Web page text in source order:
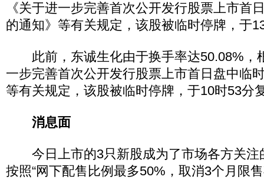
《关于进一步完善首次公开发行股票上市首
的通知》等有关规定，该股被临时停牌，于
此前，东诚生化由于换手率达50.08%，
一步完善首次公开发行股票上市首日盘中临
等有关规定，该股被临时停牌，于10时53分
消息面
今日上市的3只新股成为了市场各方关注
按照“网下配售比例最多50%，取消3个月限